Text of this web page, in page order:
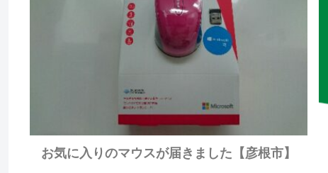
お気に入りのマウスが届きました【彦根市】